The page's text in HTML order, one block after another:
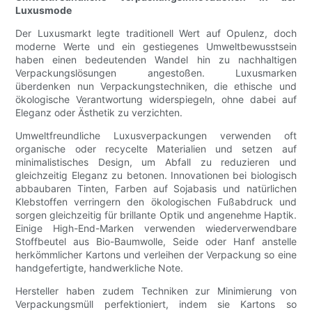
Luxusmode
Der Luxusmarkt legte traditionell Wert auf Opulenz, doch
moderne Werte und ein gestiegenes Umweltbewusstsein
haben einen bedeutenden Wandel hin zu nachhaltigen
Verpackungslösungen angestoßen. Luxusmarken
überdenken nun Verpackungstechniken, die ethische und
ökologische Verantwortung widerspiegeln, ohne dabei auf
Eleganz oder Ästhetik zu verzichten.
Umweltfreundliche Luxusverpackungen verwenden oft
organische oder recycelte Materialien und setzen auf
minimalistisches Design, um Abfall zu reduzieren und
gleichzeitig Eleganz zu betonen. Innovationen bei biologisch
abbaubaren Tinten, Farben auf Sojabasis und natürlichen
Klebstoffen verringern den ökologischen Fußabdruck und
sorgen gleichzeitig für brillante Optik und angenehme Haptik.
Einige High-End-Marken verwenden wiederverwendbare
Stoffbeutel aus Bio-Baumwolle, Seide oder Hanf anstelle
herkömmlicher Kartons und verleihen der Verpackung so eine
handgefertigte, handwerkliche Note.
Hersteller haben zudem Techniken zur Minimierung von
Verpackungsmüll perfektioniert, indem sie Kartons so